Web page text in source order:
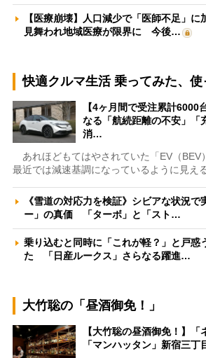
【医療崩壊】人口減少で「医師不足」
見舞われ地域医療が限界に 今後…
快適クルマ生活 乗ってみた、使
【4ヶ月間で受注累計6000
なる「航続距離の不安」「
消…
あれほどもてはやされていた「EV（BEV
最近では減速基調になっているように見え
《雪道の対応力を検証》シビアな状況で
ー」の真価 「ターボ」と「スト…
乗り込むと同時に「これが軽？」と戸惑
た 「日産ルークス」さらなる躍進…
大竹聡の「昼酒御免！」
【大竹聡の昼酒御免！】「
「マンハッタン」新宿三